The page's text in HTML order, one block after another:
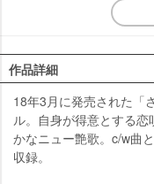
作品詳細
18年3月に発売された「
ル。自身が得意とする
かなニュー艶歌。c/w曲
収録。